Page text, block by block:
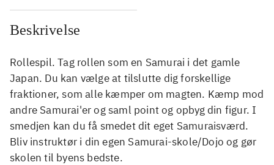
Beskrivelse
Rollespil. Tag rollen som en Samurai i det gamle
Japan. Du kan vælge at tilslutte dig forskellige
fraktioner, som alle kæmper om magten. Kæmp mod
andre Samurai'er og saml point og opbyg din figur. I
smedjen kan du få smedet dit eget Samuraisværd.
Bliv instruktør i din egen Samurai-skole/Dojo og gør
skolen til byens bedste.